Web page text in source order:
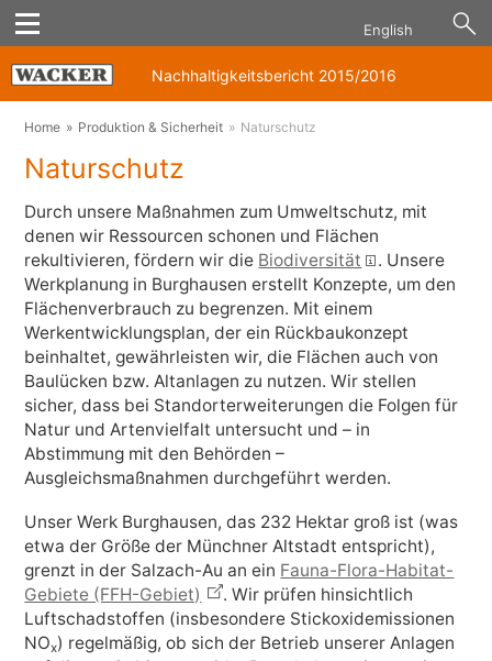
English
Nachhaltigkeitsbericht 2015/2016
Home Produktion & Sicherheit Naturschutz
Naturschutz
Durch unsere Maßnahmen zum Umweltschutz, mit
denen wir Ressourcen schonen und Flächen
rekultivieren, fördern wir die Biodiversität
. Unsere
Werkplanung in Burghausen erstellt Konzepte, um den
Flächenverbrauch zu begrenzen. Mit einem
Werkentwicklungsplan, der ein Rückbaukonzept
beinhaltet, gewährleisten wir, die Flächen auch von
Baulücken bzw. Altanlagen zu nutzen. Wir stellen
sicher, dass bei Standorterweiterungen die Folgen für
Natur und Artenvielfalt untersucht und – in
Abstimmung mit den Behörden –
Ausgleichsmaßnahmen durchgeführt werden.
Unser Werk Burghausen, das 232 Hektar groß ist (was
etwa der Größe der Münchner Altstadt entspricht),
grenzt in der Salzach-Au an ein Fauna-Flora-Habitat-
Gebiete (FFH-Gebiet)
. Wir prüfen hinsichtlich
Luftschadstoffen (insbesondere Stickoxidemissionen
NOx) regelmäßig, ob sich der Betrieb unserer Anlagen